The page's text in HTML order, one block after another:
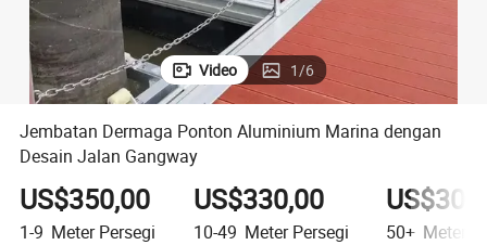
Video 1/6
Jembatan Dermaga Ponton Aluminium Marina dengan
Desain Jalan Gangway
US$350,00
1-9 Meter Persegi
US$330,00
10-49 Meter Persegi 50+ Meter